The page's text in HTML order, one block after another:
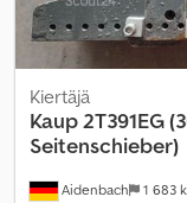
Aidenbach 1 683
Kiertäjä
Kaup2T391EG
Seitenschieber)